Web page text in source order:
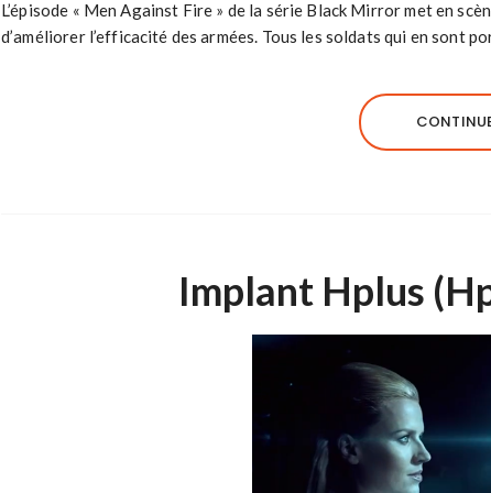
L’épisode « Men Against Fire » de la série Black Mirror met en
d’améliorer l’efficacité des armées. Tous les soldats qui en sont
Implant Hplus